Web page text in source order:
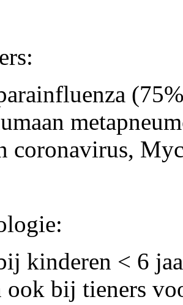
coronavirus,
kinderen < 6
ook bij tieners